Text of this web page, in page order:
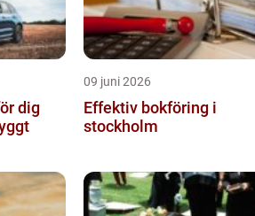
09 juni 2026
Effektiv bokföring i
stockholm